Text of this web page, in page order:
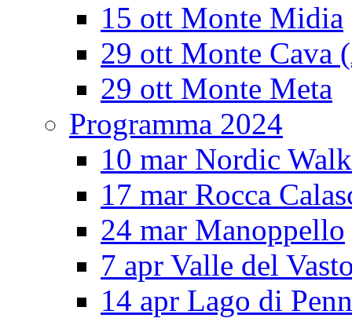
15 ott Monte Midia
29 ott Monte Cava
29 ott Monte Meta
Programma 2024
10 mar Nordic
17 mar Rocca
24 mar Manoppello
7 apr Valle del
14 apr Lago di